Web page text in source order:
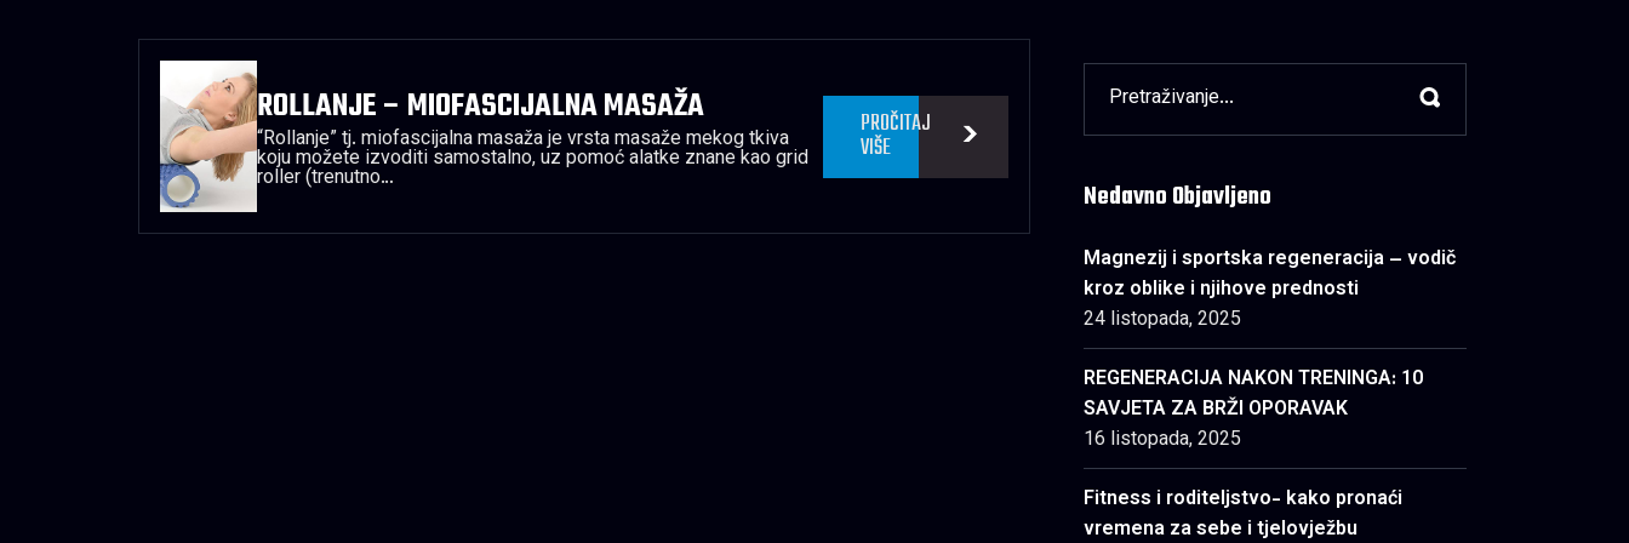
ROLLANJE – MIOFASCIJALNA MASAŽA
“Rollanje” tj. miofascijalna masaža je vrsta masaže mekog tkiva
koju možete izvoditi samostalno, uz pomoć alatke znane kao grid
roller (trenutno…
PROČITAJ
VIŠE
Nedavno Objavljeno
Magnezij i sportska regeneracija – vodič
kroz oblike i njihove prednosti
24 listopada, 2025
REGENERACIJA NAKON TRENINGA: 10
SAVJETA ZA BRŽI OPORAVAK
16 listopada, 2025
Fitness i roditeljstvo- kako pronaći
vremena za sebe i tjelovježbu